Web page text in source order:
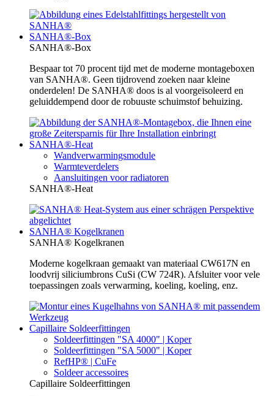
SANHA®-Box
SANHA®-Box
Bespaar tot 70 procent tijd met de moderne montageboxen
van SANHA®. Geen tijdrovend zoeken naar kleine
onderdelen! De SANHA® doos is al voorgeïsoleerd en
geluiddempend door de robuuste schuimstof behuizing.
SANHA®-Heat
Wandverwarmingsmodule
Warmteverdelers
Aansluitingen voor radiatoren
SANHA®-Heat
SANHA® Kogelkranen
SANHA® Kogelkranen
Moderne kogelkraan gemaakt van materiaal CW617N en
loodvrij siliciumbrons CuSi (CW 724R). Afsluiter voor vele
toepassingen zoals verwarming, koeling, koeling, enz.
Capillaire Soldeerfittingen
Soldeerfittingen "SA 4000" | Koper
Soldeerfittingen "SA 5000" | Koper
RefHP® | CuFe
Soldeer accessoires
Capillaire Soldeerfittingen